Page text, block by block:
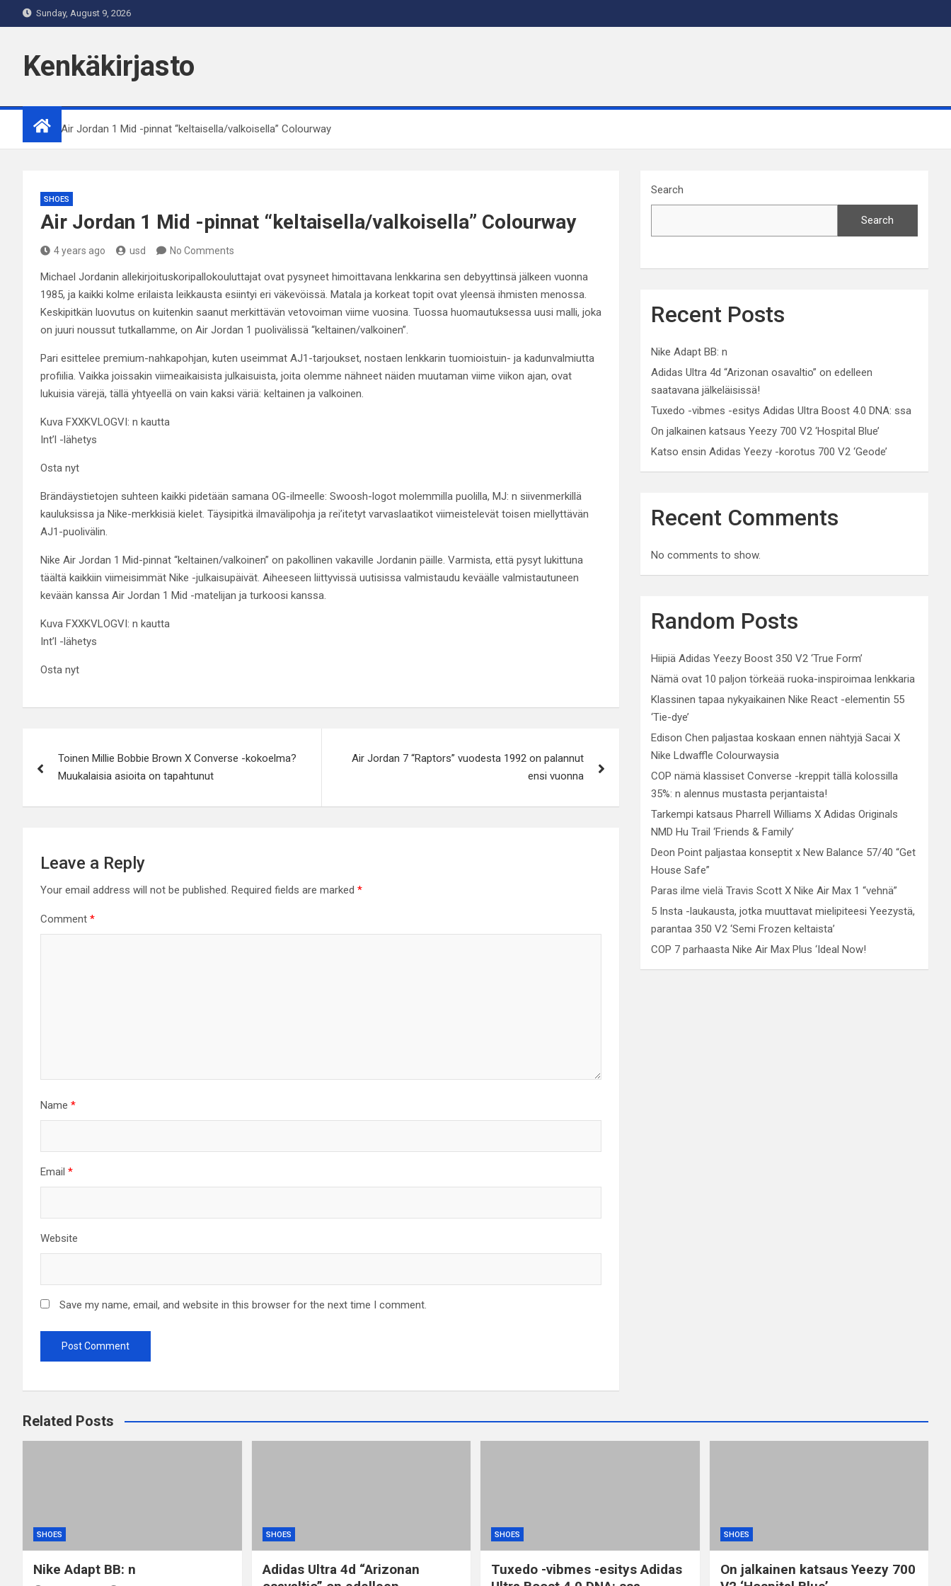
to
Sunday, August 9, 2026
Kenkäkirjasto
Home Air Jordan 1 Mid -pinnat “keltaisella/valkoisella” Colourway
SHOES
Air Jordan 1 Mid -pinnat “keltaisella/valkoisella” Colourway
4 years ago usd No Comments
Michael Jordanin allekirjoituskoripallokouluttajat ovat pysyneet himoittavana lenkkarina sen debyyttinsä jälkeen vuonna
1985, ja kaikki kolme erilaista leikkausta esiintyi eri väkevöissä. Matala ja korkeat topit ovat yleensä ihmisten menossa.
Keskipitkän luovutus on kuitenkin saanut merkittävän vetovoiman viime vuosina. Tuossa huomautuksessa uusi malli, joka
on juuri noussut tutkallamme, on Air Jordan 1 puolivälissä “keltainen/valkoinen”.
Pari esittelee premium-nahkapohjan, kuten useimmat AJ1-tarjoukset, nostaen lenkkarin tuomioistuin- ja kadunvalmiutta
profiilia. Vaikka joissakin viimeaikaisista julkaisuista, joita olemme nähneet näiden muutaman viime viikon ajan, ovat
lukuisia värejä, tällä yhtyeellä on vain kaksi väriä: keltainen ja valkoinen.
Kuva FXXKVLOGVI: n kautta
Int’l -lähetys
Osta nyt
Brändäystietojen suhteen kaikki pidetään samana OG-ilmeelle: Swoosh-logot molemmilla puolilla, MJ: n siivenmerkillä
kauluksissa ja Nike-merkkisiä kielet. Täysipitkä ilmavälipohja ja rei’itetyt varvaslaatikot viimeistelevät toisen miellyttävän
AJ1-puolivälin.
Nike Air Jordan 1 Mid-pinnat “keltainen/valkoinen” on pakollinen vakaville Jordanin päille. Varmista, että pysyt lukittuna
täältä kaikkiin viimeisimmät Nike -julkaisupäivät. Aiheeseen liittyvissä uutisissa valmistaudu keväälle valmistautuneen
kevään kanssa Air Jordan 1 Mid -matelijan ja turkoosi kanssa.
Kuva FXXKVLOGVI: n kautta
Int’l -lähetys
Osta nyt
navigation
Toinen Millie Bobbie Brown X Converse -kokoelma?
Muukalaisia ​​asioita on tapahtunut
Air Jordan 7 “Raptors” vuodesta 1992 on palannut
ensi vuonna
Leave a Reply
Your email address will not be published. Required fields are marked *
Comment *
Name *
Email *
Website
Save my name, email, and website in this browser for the next time I comment.
Search
Search
Recent Posts
Nike Adapt BB: n
Adidas Ultra 4d “Arizonan osavaltio” on edelleen
saatavana jälkeläisissä!
Tuxedo -vibmes -esitys Adidas Ultra Boost 4.0 DNA: ssa
On jalkainen katsaus Yeezy 700 V2 ‘Hospital Blue’
Katso ensin Adidas Yeezy -korotus 700 V2 ‘Geode’
Recent Comments
No comments to show.
Random Posts
Hiipiä Adidas Yeezy Boost 350 V2 ‘True Form’
Nämä ovat 10 paljon törkeää ruoka-inspiroimaa lenkkaria
Klassinen tapaa nykyaikainen Nike React -elementin 55
‘Tie-dye’
Edison Chen paljastaa koskaan ennen nähtyjä Sacai X
Nike Ldwaffle Colourwaysia
COP nämä klassiset Converse -kreppit tällä kolossilla
35%: n alennus mustasta perjantaista!
Tarkempi katsaus Pharrell Williams X Adidas Originals
NMD Hu Trail ‘Friends & Family’
Deon Point paljastaa konseptit x New Balance 57/40 “Get
House Safe”
Paras ilme vielä Travis Scott X Nike Air Max 1 “vehnä”
5 Insta -laukausta, jotka muuttavat mielipiteesi Yeezystä,
parantaa 350 V2 ‘Semi Frozen keltaista’
COP 7 parhaasta Nike Air Max Plus ‘Ideal Now!
Related Posts
SHOES
Nike Adapt BB: n
SHOES
Adidas Ultra 4d “Arizonan
SHOES
Tuxedo -vibmes -esitys Adidas
SHOES
On jalkainen katsaus Yeezy 700